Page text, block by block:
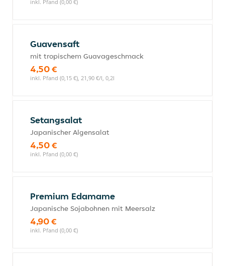
inkl. Pfand (0,00 €)
Guavensaft
mit tropischem Guavageschmack
4,50 €
inkl. Pfand (0,15 €), 21,90 €/l, 0,2l
Setangsalat
Japanischer Algensalat
4,50 €
inkl. Pfand (0,00 €)
Premium Edamame
Japanische Sojabohnen mit Meersalz
4,90 €
inkl. Pfand (0,00 €)